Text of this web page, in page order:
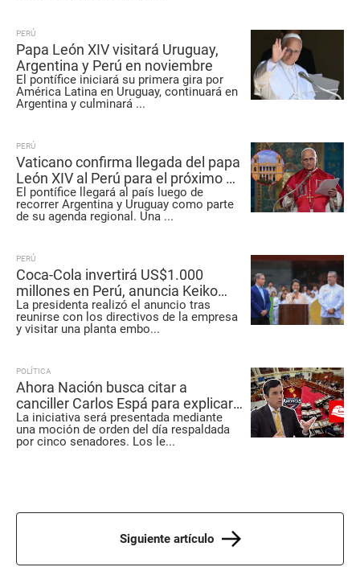
PERÚ
Papa León XIV visitará Uruguay,
Argentina y Perú en noviembre
El pontífice iniciará su primera gira por
América Latina en Uruguay, continuará en
Argentina y culminará ...
PERÚ
Vaticano confirma llegada del papa
León XIV al Perú para el próximo 11
de noviembre
El pontífice llegará al país luego de
recorrer Argentina y Uruguay como parte
de su agenda regional. Una ...
PERÚ
Coca-Cola invertirá US$1.000
millones en Perú, anuncia Keiko
Fujimori
La presidenta realizó el anuncio tras
reunirse con los directivos de la empresa
y visitar una planta embo...
POLÍTICA
Ahora Nación busca citar a
canciller Carlos Espá para explicar
posible ingreso del Perú al Escudo
de las Américas
La iniciativa será presentada mediante
una moción de orden del día respaldada
por cinco senadores. Los le...
Siguiente artículo